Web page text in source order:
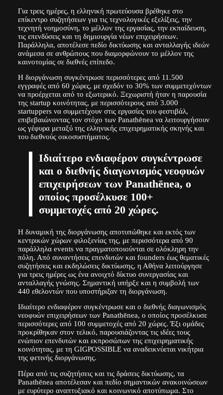
Για τρεις ημέρες, η ελληνική πρωτεύουσα βρέθηκε στο
επίκεντρο συζητήσεων για τις τεχνολογικές εξελίξεις, την
τεχνητή νοημοσύνη, το μέλλον της εργασίας, την εκπαίδευση,
τις επενδύσεις και τη δημιουργία νέων επιχειρήσεων.
Παράλληλα, αποτέλεσε πεδίο δικτύωσης και ανταλλαγής ιδεών
ανάμεσα σε ανθρώπους που διαμορφώνουν το μέλλον της
καινοτομίας σε διεθνές επίπεδο.
Η διοργάνωση συγκέντρωσε περισσότερες από 11.500
εγγραφές από 60 χώρες, με σχεδόν το 30% των συμμετεχόντων
να προέρχεται από το εξωτερικό. Ξεχωριστή ήταν η παρουσία
της startup κοινότητας, με περισσότερους από 3.000
startuppers να συμμετέχουν στις εργασίες του φεστιβάλ,
επιβεβαιώνοντας τον στόχο των Panathēnea να λειτουργήσουν
ως γέφυρα μεταξύ της ελληνικής επιχειρηματικής σκηνής και
του διεθνούς οικοσυστήματος.
Ιδιαίτερο ενδιαφέρον συγκέντρωσε
και ο διεθνής διαγωνισμός νεοφυών
επιχειρήσεων των Panathēnea, ο
οποίος προσέλκυσε 100+
συμμετοχές από 20 χώρες.
Η δυναμική της διοργάνωσης αποτυπώθηκε και εκτός των
κεντρικών χώρων φιλοξενίας της, με περισσότερα από 90
παράλληλα events να πραγματοποιούνται σε ολόκληρη την
πόλη. Από συναντήσεις επενδυτών και founders έως θεματικές
συζητήσεις και εκδηλώσεις δικτύωσης, η Αθήνα λειτούργησε
για τρεις ημέρες ως ένα ανοιχτό δίκτυο συνεργασίας και
ανταλλαγής γνώσης. Σημαντική υπήρξε και η συμβολή των
440 εθελοντών που υποστήριξαν τη διοργάνωση.
Ιδιαίτερο ενδιαφέρον συγκέντρωσε και ο διεθνής διαγωνισμός
νεοφυών επιχειρήσεων των Panathēnea, ο οποίος προσέλκυσε
περισσότερες από 100 συμμετοχές από 20 χώρες. Έξι ομάδες
προκρίθηκαν στον τελικό, παρουσιάζοντας τις ιδέες τους
ενώπιον επενδυτών και εκπροσώπων της επιχειρηματικής
κοινότητας, με τη GIGPOSSIBLE να αναδεικνύεται νικήτρια
της φετινής διοργάνωσης.
Πέρα από τις συζητήσεις και τις δράσεις δικτύωσης, τα
Panathēnea αποτέλεσαν και πεδίο σημαντικών ανακοινώσεων
με ευρύτερο αναπτυξιακό και κοινωνικό αποτύπωμα. Στο